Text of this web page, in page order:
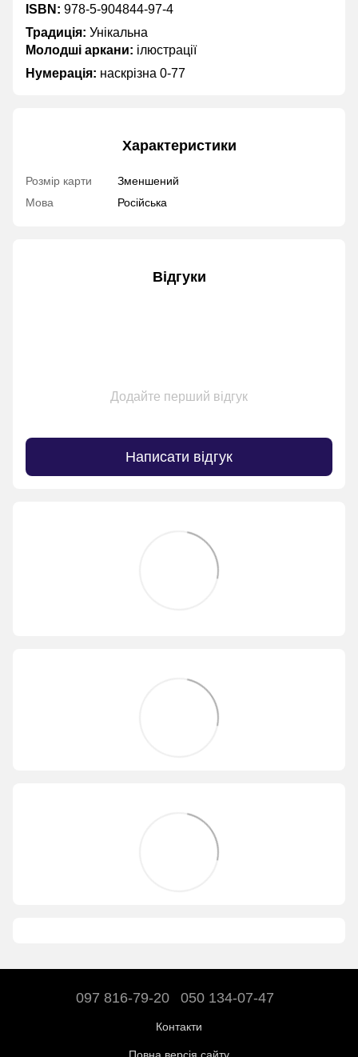
ISBN: 978-5-904844-97-4
Традиція: Унікальна
Молодші аркани: ілюстрації
Нумерація: наскрізна 0-77
Характеристики
Розмір карти
Зменшений
Мова
Російська
Відгуки
Додайте перший відгук
Написати відгук
097 816-79-20 050 134-07-47
Контакти